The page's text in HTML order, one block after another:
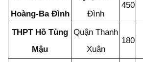
Hoàng-Ba Đình
Đình
450
THPT Hồ Tùng
Mậu
Quận Thanh
Xuân
180